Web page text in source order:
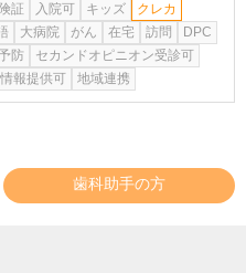
証 入院可 キッズ
クレカ
大病院 がん 在宅 訪問
DPC
防
セカンドオピニオン受診可
報提供可
地域連携
歯科助手の方